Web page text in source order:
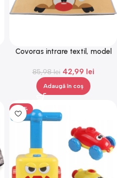
Covoras intrare textil, model
Gonga®
85,98lei 42,99 lei
Adaugă în coș
-50%